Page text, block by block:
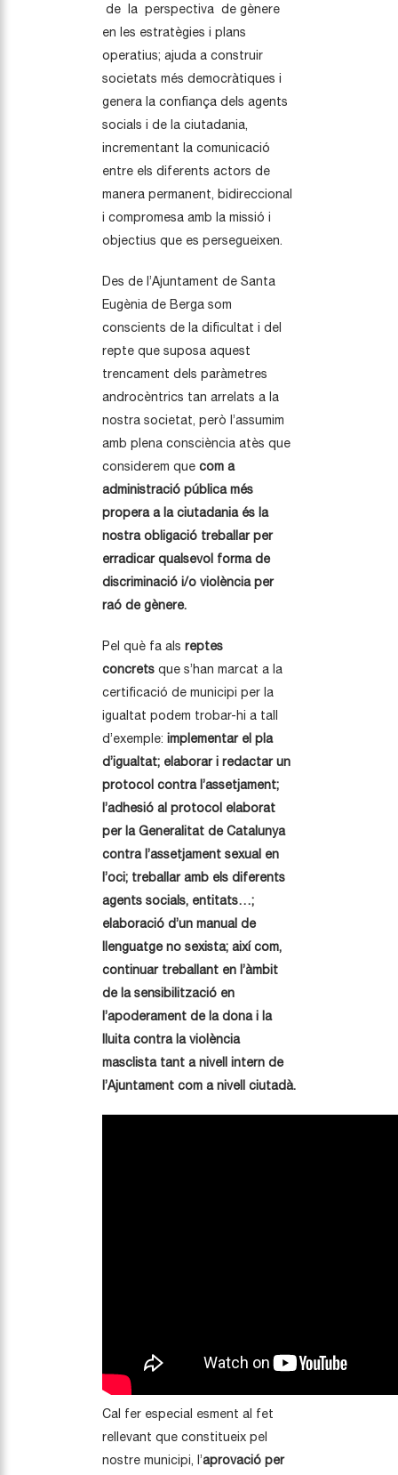
de la perspectiva de gènere
en les estratègies i plans
operatius; ajuda a construir
societats més democràtiques i
genera la confiança dels agents
socials i de la ciutadania,
incrementant la comunicació
entre els diferents actors de
manera permanent, bidireccional
i compromesa amb la missió i
objectius que es persegueixen.
Des de l’Ajuntament de Santa
Eugènia de Berga som
conscients de la dificultat i del
repte que suposa aquest
trencament dels paràmetres
androcèntrics tan arrelats a la
nostra societat, però l’assumim
amb plena consciència atès que
considerem que com a
administració pública més
propera a la ciutadania és la
nostra obligació treballar per
erradicar qualsevol forma de
discriminació i/o violència per
raó de gènere.
Pel què fa als reptes
concrets que s’han marcat a la
certificació de municipi per la
igualtat podem trobar-hi a tall
d’exemple: implementar el pla
d’igualtat; elaborar i redactar un
protocol contra l’assetjament;
l’adhesió al protocol elaborat
per la Generalitat de Catalunya
contra l’assetjament sexual en
l’oci; treballar amb els diferents
agents socials, entitats…;
elaboració d’un manual de
llenguatge no sexista; així com,
continuar treballant en l’àmbit
de la sensibilització en
l’apoderament de la dona i la
lluita contra la violència
masclista tant a nivell intern de
l’Ajuntament com a nivell ciutadà.
Cal fer especial esment al fet
rellevant que constitueix pel
nostre municipi, l’aprovació per